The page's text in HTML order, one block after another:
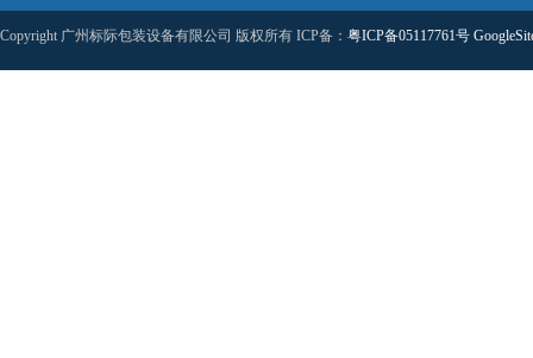
Copyright 广州标际包装设备有限公司 版权所有 ICP备： 粤ICP备05117761号